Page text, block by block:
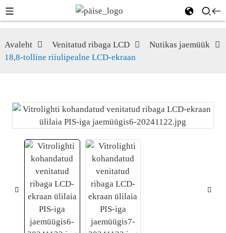
Avaleht Venitatud ribaga LCD
Nutikas jaemüük
18,8-tolline riiulipealne LCD-ekraan